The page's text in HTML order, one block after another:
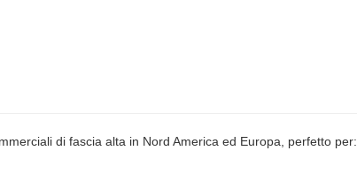
di fascia alta in Nord America ed Europa, perfetto per: